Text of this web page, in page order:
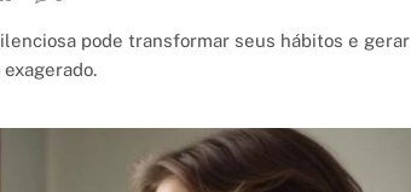
pode transformar seus hábitos e gerar